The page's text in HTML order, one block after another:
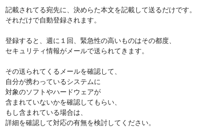
記載されてる宛先に、決めらた本文を記載して送るだけです。
それだけで自動登録されます。
登録すると、週に１回、緊急性の高いものはその都度、
セキュリティ情報がメールで送られてきます。
その送られてくるメールを確認して、
自分が携わっているシステムに
対象のソフトやハードウェアが
含まれていないかを確認してもらい、
もし含まれている場合は、
詳細を確認して対応の有無を検討してください。